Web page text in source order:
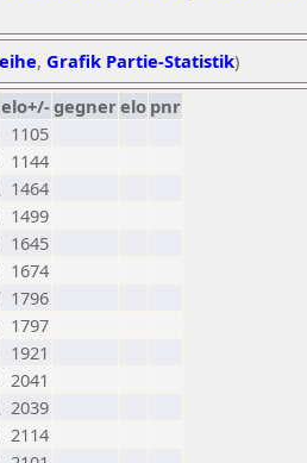
, Grafik Partie-Statistik)
elo+/-gegnerelo pnr
1105
1144
1464
1499
1645
1674
1796
1797
1921
2041
2039
2114